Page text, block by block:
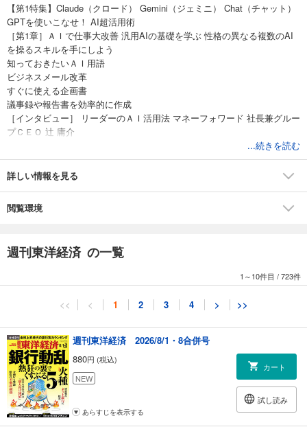
【第1特集】Claude（クロード） Gemini（ジェミニ） Chat（チャット）
GPTを使いこなせ！ AI超活用術
［第1章］ＡＩで仕事大改善 汎用AIの基礎を学ぶ 性格の異なる複数のAI
を操るスキルを手にしよう
知っておきたいＡＩ用語
ビジネスメール改革
すぐに使える企画書
議事録や報告書を効率的に作成
［インタビュー］ リーダーのＡＩ活用法 マネーフォワード 社長兼グルー
プＣＥＯ 辻 庸介
［第2章］ＡＩで生活も充実 英会話力をアップ 「完全個別化」授業が実
現 英語学習は娯楽に変わる
ライフプランを考えたい
【第2特集】ドローン経済安保の衝撃
アメリカが進めるドローン「脱中国化」の高い壁
自衛隊が頼る学生やハッカーらの民間研究会
【産業リポート】スズキ 異次元のインド投資
スズキのインド「逆輸入車」がベンツやＢＭＷを追い抜いた理由
カリスマ亡きスズキが日産、ホンダを超えた深層
【深層リポート】対米投融資 87兆円の罠 国策融資の知られざる巨大損失
リスク
3メガは対米融資に「二の足」 ドル調達が深刻な問題に
...続きを読む
詳しい情報を見る
閲覧環境
週刊東洋経済 の一覧
1～10件目 /723件
<< < 1 2 3 4 > >>
週刊東洋経済 2026/8/1・8合併号
880円 (税込)
NEW
カート
試し読み
あらすじを表示する